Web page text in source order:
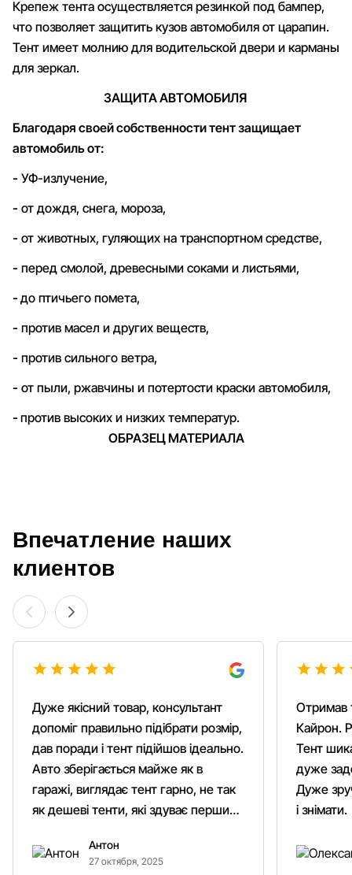
Крепеж тента осуществляется резинкой под бампер,
что позволяет защитить кузов автомобиля от царапин.
Тент имеет молнию для водительской двери и карманы
для зеркал.
ЗАЩИТА АВТОМОБИЛЯ
Благодаря своей собственности тент защищает
автомобиль от:
- УФ-излучение,
- от дождя, снега, мороза,
- от животных, гуляющих на транспортном средстве,
- перед смолой, древесными соками и листьями,
- до птичьего помета,
- против масел и других веществ,
- против сильного ветра,
- от пыли, ржавчины и потертости краски автомобиля,
- против высоких и низких температур.
ОБРАЗЕЦ МАТЕРИАЛА
Впечатление наших
клиентов
Дуже якісний товар, консультант
допоміг правильно підібрати розмір,
дав поради і тент підійшов ідеально.
Авто зберігається майже як в
гаражі, виглядає тент гарно, не так
як дешеві тенти, які здуває першим
Рекомендую однозначно!
Антон
27 октября, 2025
Отримав
Кайрон.
Тент
дуже
Дуже
і знімати.